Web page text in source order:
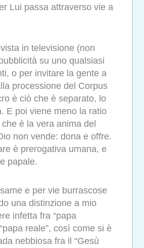
Lui passa attraverso vie a
in televisione (non
su uno qualsiasi
o per invitare la gente a
processione del Corpus
è ciò che è separato, lo
E poi viene meno la ratio
che è la vera anima del
non vende: dona e offre.
è prerogativa umana, e
papale.
e per vie burrascose
una distinzione a mio
infetta fra “papa
reale”, così come si è
nebbiosa fra il “Gesù